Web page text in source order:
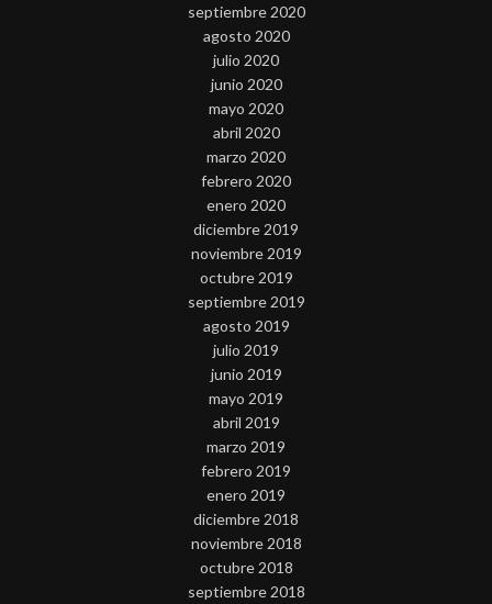
septiembre 2020
agosto 2020
julio 2020
junio 2020
mayo 2020
abril 2020
marzo 2020
febrero 2020
enero 2020
diciembre 2019
noviembre 2019
octubre 2019
septiembre 2019
agosto 2019
julio 2019
junio 2019
mayo 2019
abril 2019
marzo 2019
febrero 2019
enero 2019
diciembre 2018
noviembre 2018
octubre 2018
septiembre 2018